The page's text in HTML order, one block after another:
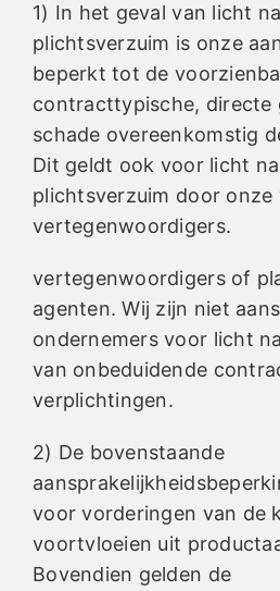
1) In het geval van licht
plichtsverzuim is onze
beperkt tot de
contracttypische, directe
schade overeenkomstig
Dit geldt ook voor licht
plichtsverzuim door onze
vertegenwoordigers.
vertegenwoordigers of
agenten. Wij zijn niet
ondernemers voor licht
van onbeduidende
verplichtingen.
2) De bovenstaande
voor vorderingen van de
voortvloeien uit
Bovendien gelden de